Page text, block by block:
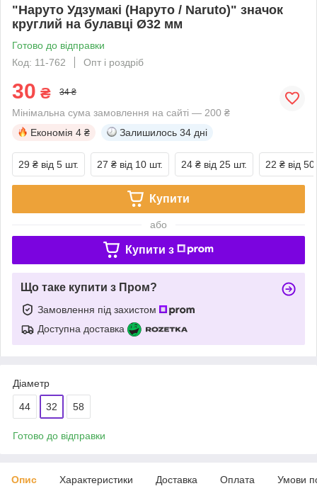
"Наруто Удзумакі (Наруто / Naruto)" значок
круглий на булавці Ø32 мм
Готово до відправки
Код: 11-762
Опт і роздріб
30 ₴ 34 ₴
Мінімальна сума замовлення на сайті — 200 ₴
Економія 4 ₴ Залишилось 34 дні
29 ₴ від 5 шт. 27 ₴ від 10 шт. 24 ₴ від 25 шт. 22 ₴ від
Купити
або
Купити з
Що таке купити з Пром?
Замовлення під захистом
Доступна доставка
Діаметр
44 32 58
Готово до відправки
Опис Характеристики Доставка Оплата Умови